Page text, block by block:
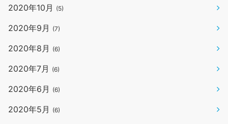
2020年10月 (5)
2020年9月 (7)
2020年8月 (6)
2020年7月 (6)
2020年6月 (6)
2020年5月 (6)